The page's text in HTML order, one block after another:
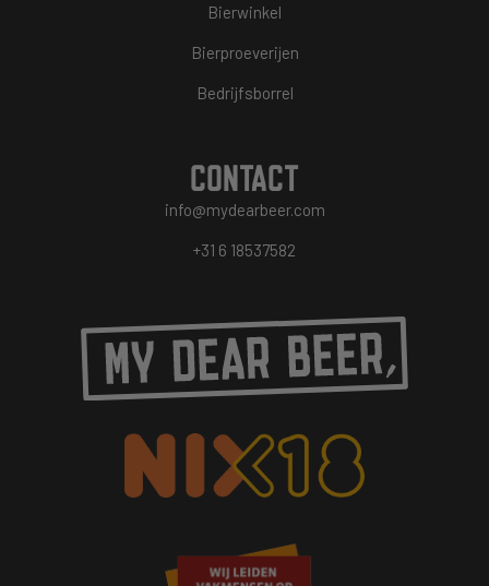
Bierwinkel
Bierproeverijen
Bedrijfsborrel
CONTACT
info@mydearbeer.com
+31 6 18537582